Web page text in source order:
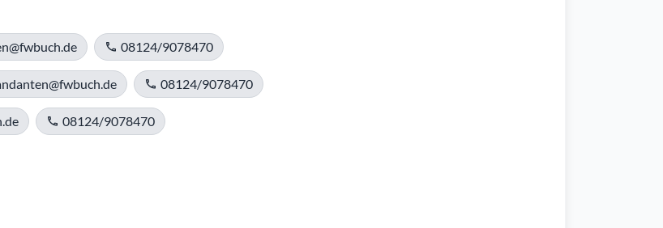
08124/9078470
08124/9078470
08124/9078470